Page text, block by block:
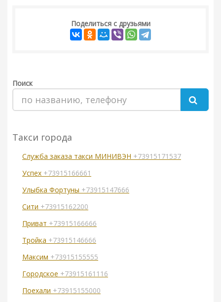
Поделиться с друзьями
Поиск
Такси города
Служба заказа такси МИНИВЭН +73915171537
Успех +73915166661
Улыбка Фортуны +73915147666
Сити +73915162200
Приват +73915166666
Тройка +73915146666
Максим +73915155555
Городское +73915161116
Поехали +73915155000